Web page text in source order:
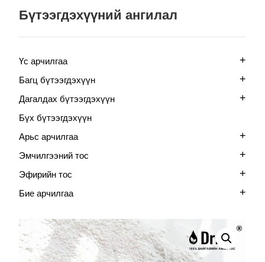
Бүтээгдэхүүний ангилал
Үс арчилгаа +
Багц бүтээгдэхүүн +
Дагалдах бүтээгдэхүүн +
Бүх бүтээгдэхүүн
Арьс арчилгаа
+
Эмчилгээний тос +
Эфирийн тос +
Бие арчилгаа +